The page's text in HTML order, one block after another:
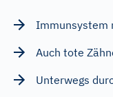
Immunsystem
Auch tote
Unterwegs